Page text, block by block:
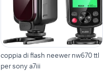
coppia di flash neewer nw670 ttl
per sony a7iii